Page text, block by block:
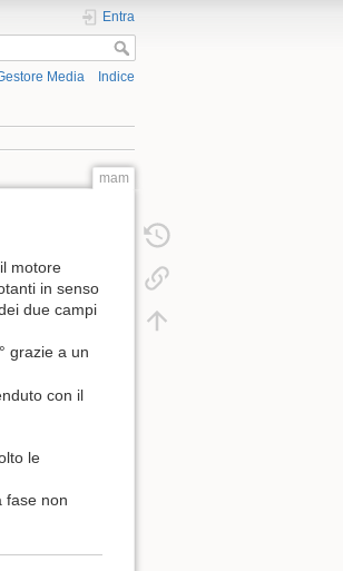
Entra
Media Indice
mam
motore
in senso
due campi
grazie a un
con il
le
fase non